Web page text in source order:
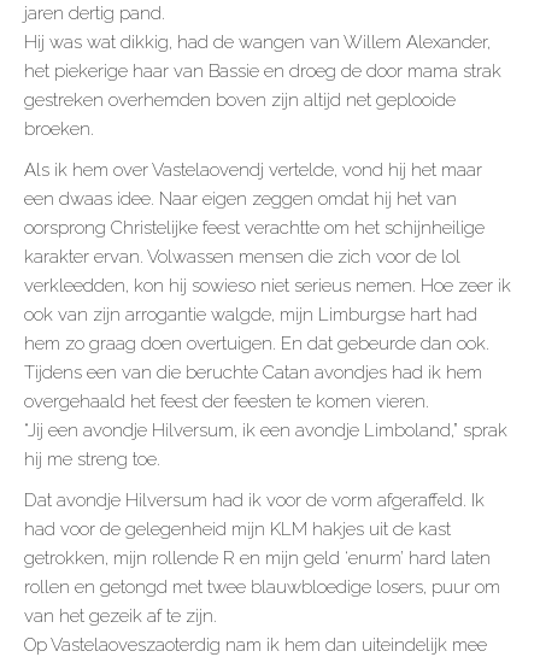
jaren dertig pand.
Hij was wat dikkig, had de wangen van Willem Alexander,
het piekerige haar van Bassie en droeg de door mama strak
gestreken overhemden boven zijn altijd net geplooide
broeken.
Als ik hem over Vastelaovendj vertelde, vond hij het maar
een dwaas idee. Naar eigen zeggen omdat hij het van
oorsprong Christelijke feest verachtte om het schijnheilige
karakter ervan. Volwassen mensen die zich voor de lol
verkleedden, kon hij sowieso niet serieus nemen. Hoe zeer ik
ook van zijn arrogantie walgde, mijn Limburgse hart had
hem zo graag doen overtuigen. En dat gebeurde dan ook.
Tijdens een van die beruchte Catan avondjes had ik hem
overgehaald het feest der feesten te komen vieren.
“Jij een avondje Hilversum, ik een avondje Limboland,” sprak
hij me streng toe.
Dat avondje Hilversum had ik voor de vorm afgeraffeld. Ik
had voor de gelegenheid mijn KLM hakjes uit de kast
getrokken, mijn rollende R en mijn geld ‘enurm’ hard laten
rollen en getongd met twee blauwbloedige losers, puur om
van het gezeik af te zijn.
Op Vastelaoveszaoterdig nam ik hem dan uiteindelijk mee